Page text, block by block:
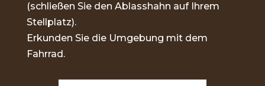
(schließen Sie den Ablasshahn auf Ihrem
Stellplatz).
Erkunden Sie die Umgebung mit dem
Fahrrad.